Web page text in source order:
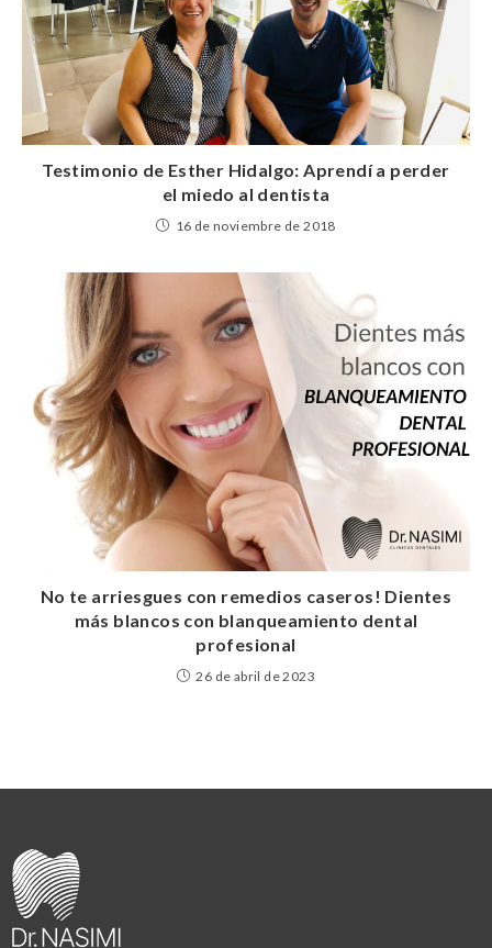
Testimonio de Esther Hidalgo: Aprendí a perder
el miedo al dentista
16 de noviembre de 2018
No te arriesgues con remedios caseros! Dientes
más blancos con blanqueamiento dental
profesional
26 de abril de 2023